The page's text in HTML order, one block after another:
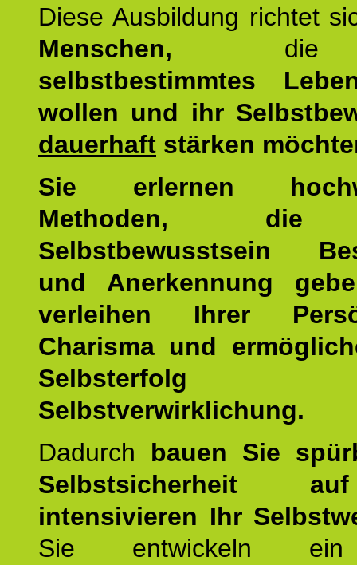
Diese Ausbildung richtet
Menschen,
selbstbestimmtes
wollen und ihr
dauerhaft stärken
Sie erlernen
Methoden, die
Selbstbewusstsein
und Anerkennung
verleihen Ihrer
Charisma und
Selbstverwirklichung.
Dadurch bauen Sie
Selbstsicherheit
intensivieren Ihr
Sie entwickeln ein